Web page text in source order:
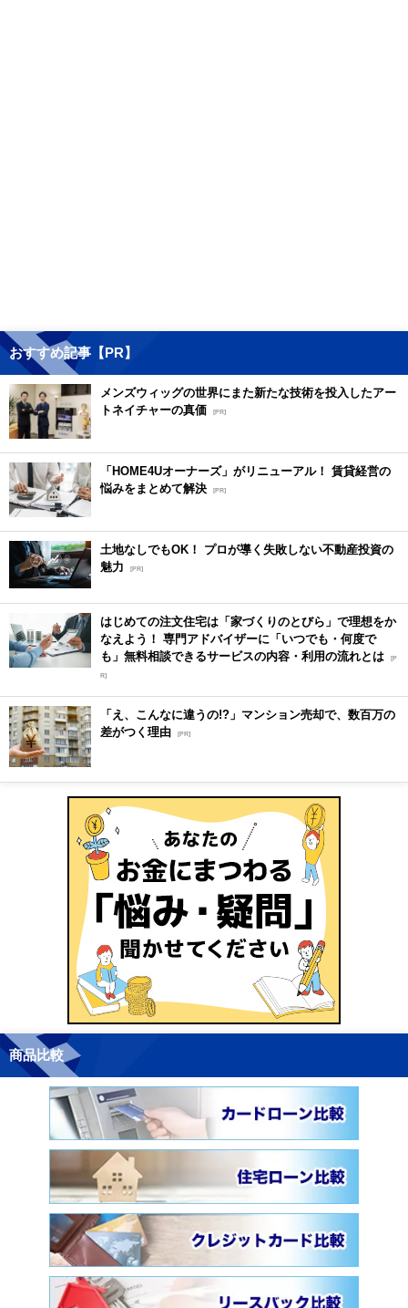
おすすめ記事【PR】
メンズウィッグの世界にまた新たな技術を投入したアー
トネイチャーの真価 [PR]
「HOME4Uオーナーズ」がリニューアル！ 賃貸経営の
悩みをまとめて解決 [PR]
土地なしでもOK！ プロが導く失敗しない不動産投資の
魅力
[PR]
はじめての注文住宅は「家づくりのとびら」で理想をか
なえよう！ 専門アドバイザーに「いつでも・何度で
も」無料相談できるサービスの内容・利用の流れとは [P
R]
「え、こんなに違うの!?」マンション売却で、数百万の
差がつく理由 [PR]
商品比較